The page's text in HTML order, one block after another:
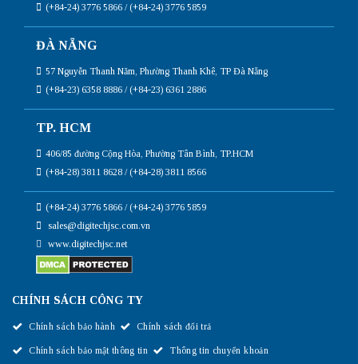
(+84-24) 3776 5866 / (+84-24) 3776 5859
ĐÀ NẴNG
57 Nguyễn Thanh Năm, Phường Thanh Khê, TP Đà Nẵng
(+84-23) 6358 8886 / (+84-23) 6361 2886
TP. HCM
406/85 đường Cộng Hòa, Phường Tân Bình, TP.HCM
(+84-28) 3811 8628 / (+84-28) 3811 8566
(+84-24) 3776 5866 / (+84-24) 3776 5859
sales@digitechjsc.com.vn
www.digitechjsc.net
CHÍNH SÁCH CÔNG TY
Chính sách bảo hành Chính sách đổi trả
Chính sách bảo mật thông tin Thông tin chuyển khoản